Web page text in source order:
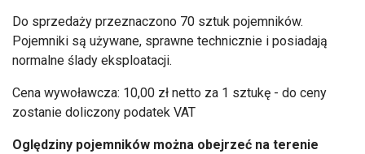
Do sprzedaży przeznaczono 70 sztuk pojemników.
Pojemniki są używane, sprawne technicznie i posiadają
normalne ślady eksploatacji.
Cena wywoławcza: 10,00 zł netto za 1 sztukę - do ceny
zostanie doliczony podatek VAT
Oględziny pojemników można obejrzeć na terenie